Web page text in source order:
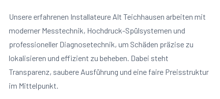
Unsere erfahrenen Installateure Alt Teichhausen arbeiten mit
moderner Messtechnik, Hochdruck-Spülsystemen und
professioneller Diagnosetechnik, um Schäden präzise zu
lokalisieren und effizient zu beheben. Dabei steht
Transparenz, saubere Ausführung und eine faire Preisstruktur
im Mittelpunkt.